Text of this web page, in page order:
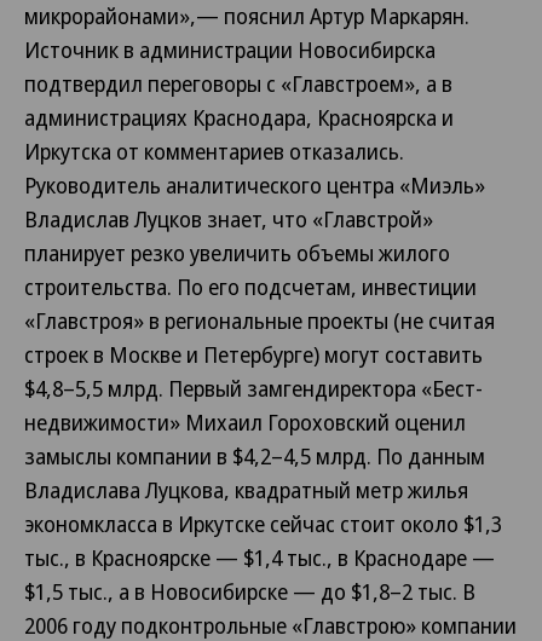
микрорайонами»,— пояснил Артур Маркарян.
Источник в администрации Новосибирска
подтвердил переговоры с «Главстроем», а в
администрациях Краснодара, Красноярска и
Иркутска от комментариев отказались.
Руководитель аналитического центра «Миэль»
Владислав Луцков знает, что «Главстрой»
планирует резко увеличить объемы жилого
строительства. По его подсчетам, инвестиции
«Главстроя» в региональные проекты (не считая
строек в Москве и Петербурге) могут составить
$4,8–5,5 млрд. Первый замгендиректора «Бест-
недвижимости» Михаил Гороховский оценил
замыслы компании в $4,2–4,5 млрд. По данным
Владислава Луцкова, квадратный метр жилья
экономкласса в Иркутске сейчас стоит около $1,3
тыс., в Красноярске — $1,4 тыс., в Краснодаре —
$1,5 тыс., а в Новосибирске — до $1,8–2 тыс. В
2006 году подконтрольные «Главстрою» компании